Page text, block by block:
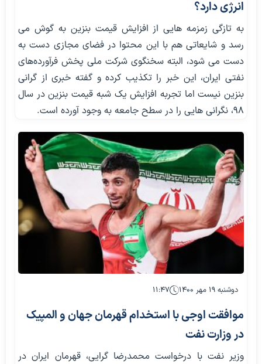
انرژی دارد؟
به تازگی زمزمه هایی از افزایش قیمت بنزین به گوش می
رسد و شایعاتی هم با این محتوا در فضای مجازی دست به
دست می شود، البته سخنگوی شرکت ملی پخش فرآورده‌های
نفتی ایران، این خبر را تکذیب کرده و گفته خبری از گرانی
بنزین نیست اما تجربه افزایش یک شبه قیمت بنزین در سال
98، نگرانی هایی را در سطح جامعه به وجود آورده است.
دوشنبه ۱۹ مهر ۱۴۰۰ ۱۱:۴۷
موافقت اوجی با استخدام قهرمان جهان و المپیک
در وزارت نفت
وزیر نفت با درخواست محمدرضا گرایی، قهرمان ایران در